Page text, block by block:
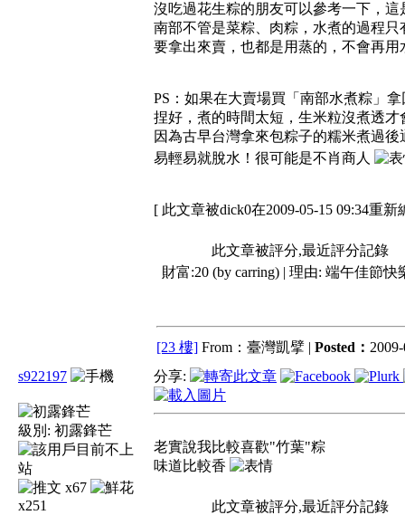
沒吃過花生粽的朋友可以參考一下，
南部不管是菜粽、肉粽，水煮的過程
要拿出來賣，也都是用蒸的，不會再
PS：如果在大賣場買「南部水煮粽」
捏好，煮的時間太短，生米粒沒煮透
因為古早台灣拿來包粽子的糯米煮過
易輕易就脫水！很可能是不肖商人
[ 此文章被dick0在2009-05-15 09:34重新
此文章被評分,最近評分記錄
財富:20 (by carring) | 理由: 端午佳節快
[23 樓] From：臺灣凱擘 | Posted：
s922197
級別: 初露鋒芒
x67
x251
分享:
老實說我比較喜歡"竹葉"粽
味道比較香
此文章被評分,最近評分記錄